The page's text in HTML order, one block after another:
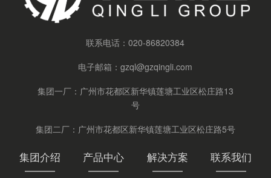
联系电话：020-86820384
电子邮箱：gzql@gzqingli.com
集团一厂：广州市花都区新华镇莲塘工业区松庄路13
号
集团二厂：广州市花都区新华镇莲塘工业区松庄路5号
集团介绍 产品中心 解决方案 联系我们